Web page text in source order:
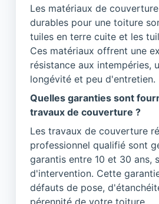
Les matériaux de
durables pour une toiture
tuiles en terre cuite et les
Ces matériaux offrent une
résistance aux intempéries,
longévité et peu d'entretien.
Quelles garanties sont
travaux de couverture ?
Les travaux de couverture
professionnel qualifié sont
garantis entre 10 et 30 ans,
d'intervention. Cette
défauts de pose,
pérennité de votre toiture.